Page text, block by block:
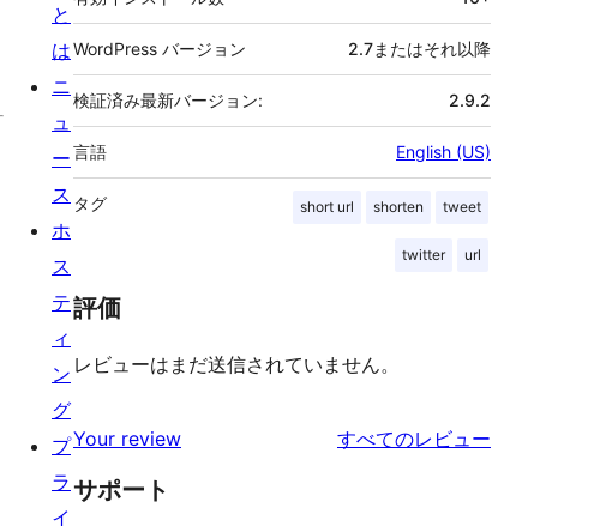
WordPress バージョン 2.7またはそれ以降
検証済み最新バージョン: 2.9.2
言語 English (US)
タグ short url shorten tweet
twitter url
評価
レビューはまだ送信されていません。
Your review すべてのレビュー
サポート
と
は
ニ
ュ
ー
ス
ホ
ス
テ
ィ
ン
グ
プ
ラ
イ